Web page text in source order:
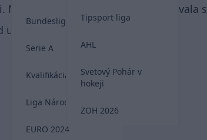
Bundesliga
Serie A
Kvalifikácia MS 2026
Liga Národov
EURO 2024
Tipsport liga
AHL
Svetový Pohár v
hokeji
ZOH 2026
Na novinke exkluzívne spolupracovala s
menom Burna Boy.